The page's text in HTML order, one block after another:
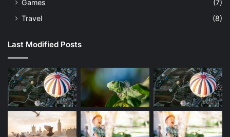
Games
(7)
Travel
(8)
Last Modified Posts